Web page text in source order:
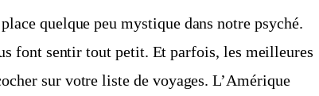
quelque peu mystique dans notre psyché.
font sentir tout petit. Et parfois, les meilleures
sur votre liste de voyages. L’Amérique